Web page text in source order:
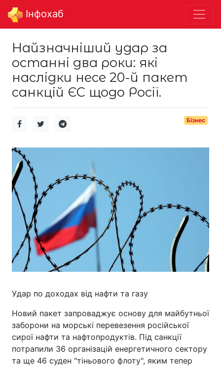
Інфохаб
Найзначніший удар за
останні два роки: які
наслідки несе 20-й пакет
санкцій ЄС щодо Росії.
Бізнес
Удар по доходах від нафти та газу
Новий пакет запроваджує основу для майбутньої
заборони на морські перевезення російської
сирої нафти та нафтопродуктів. Під санкції
потрапили 36 організацій енергетичного сектору
та ще 46 суден "тіньового флоту", яким тепер